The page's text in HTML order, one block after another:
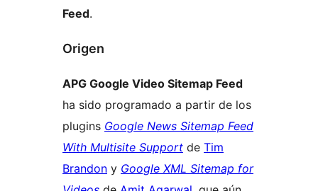
Feed.
Origen
APG Google Video Sitemap Feed
ha sido programado a partir de los
plugins Google News Sitemap Feed
With Multisite Support de Tim
Brandon y Google XML Sitemap for